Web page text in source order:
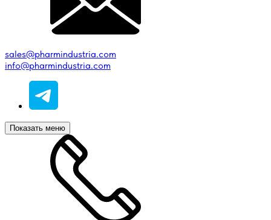
sales@pharmindustria.com
info@pharmindustria.com
Показать меню